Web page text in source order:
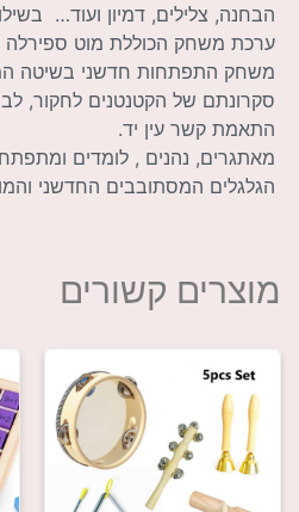
הבחנה, צלילים, דמיון ועוד…
ערכת משחק הכוללת מוט ספירלה ו-6 גלגלים בצבעים
משחק התפתחות חדשני בשיטה
סקרונתם של הקטנטנים לחקור,
התאמת קשר עין יד.
מאתגרים, נהנים , לומדים
הגלגלים המסתובבים החדשני
מוצרים קשורים